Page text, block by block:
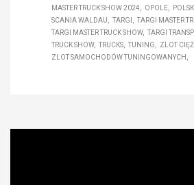
MASTER TRUCK SHOW 2024
OPOLE
SCANIA WALDAU
TARGI
TARGI MASTER
TARGI MASTER TRUCK SHOW
TARGI
TRUCK SHOW
TRUCKS TUNING
ZLOT
ZLOT SAMOCHODÓW TUNINGOWANYCH